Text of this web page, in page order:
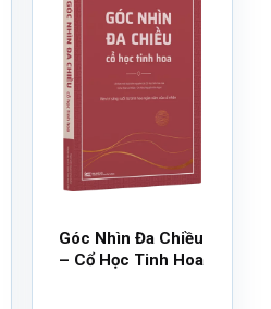
Góc Nhìn Đa Chiều
– Cổ Học Tinh Hoa